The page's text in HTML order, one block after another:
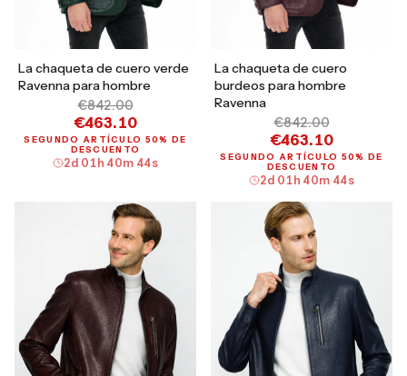
La chaqueta de cuero verde
Ravenna para hombre
€842.00
€463.10
SEGUNDO ARTÍCULO 50% DE
DESCUENTO
2d 01 h 40m 43s
La chaqueta de cuero
burdeos para hombre
Ravenna
€842.00
€463.10
SEGUNDO ARTÍCULO 50% DE
DESCUENTO
2d 01 h 40m 43s